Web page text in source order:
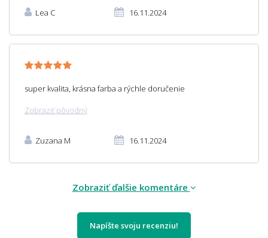
Lea C 16.11.2024
super kvalita, krásna farba a rýchle doručenie
Zobraziť pôvodný
Zuzana M 16.11.2024
Zobraziť ďalšie komentáre
Napíšte svoju recenziu!